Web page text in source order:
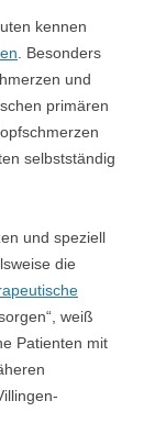
kennen
. Besonders
und
primären
selbstständig
und speziell
die
weiß
Patienten mit